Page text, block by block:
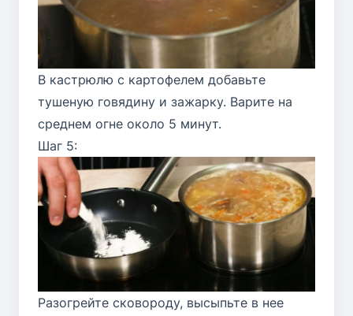
В кастрюлю с картофелем добавьте
тушеную говядину и зажарку. Варите на
среднем огне около 5 минут.
Шаг 5:
Разогрейте сковороду, высыпьте в нее